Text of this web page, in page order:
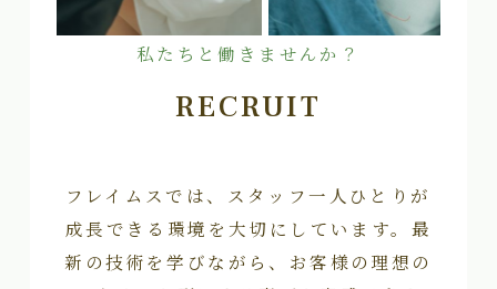
私たちと働きませんか？
RECRUIT
フレイムスでは、スタッフ一人ひとりが
成長できる環境を大切にしています。最
新の技術を学びながら、お客様の理想の